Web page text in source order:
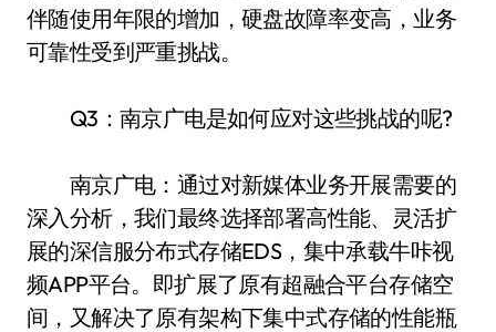
伴随使用年限的增加，硬盘故障率变高，业务
可靠性受到严重挑战。
Q3：南京广电是如何应对这些挑战的呢?
南京广电：通过对新媒体业务开展需要的
深入分析，我们最终选择部署高性能、灵活扩
展的深信服分布式存储EDS，集中承载牛咔视
频APP平台。即扩展了原有超融合平台存储空
间，又解决了原有架构下集中式存储的性能瓶